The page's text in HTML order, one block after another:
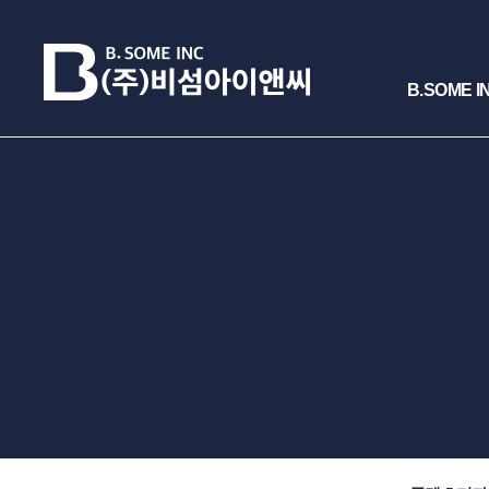
B.SOME